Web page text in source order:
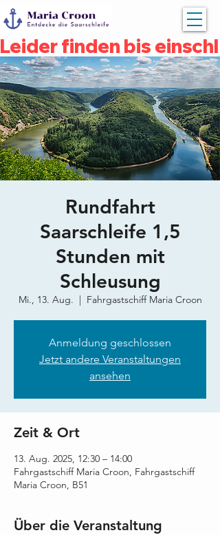
Leider finden bis
Rundfahrt
Saarschleife 1,5
Stunden mit
Schleusung
Mi., 13. Aug. Fahrgastschiff Maria Croon
Anmeldung geschlossen
Jetzt andere Veranstaltungen
ansehen
Zeit & Ort
13. Aug. 2025, 12:30 – 14:00
Fahrgastschiff Maria Croon, Fahrgastschiff
Maria Croon, B51
Über die Veranstaltung